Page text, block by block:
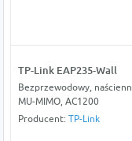
TP-Link EAP235-Wall
Bezprzewodowy,
MU-MIMO, AC1200
Producent: TP-Link